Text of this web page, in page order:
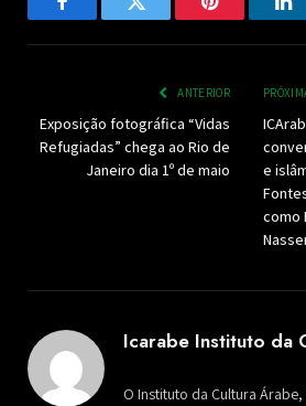
FacebookTwitter Pinterest
ANTERIOR
Exposição fotográfica “Vidas
Refugiadas” chega ao Rio de
Janeiro dia 1º de maio
e
como
Icarabe Instituto da
O Instituto da Cultura